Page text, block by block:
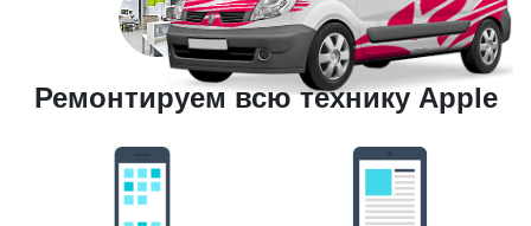
Ремонтируем всю технику Apple